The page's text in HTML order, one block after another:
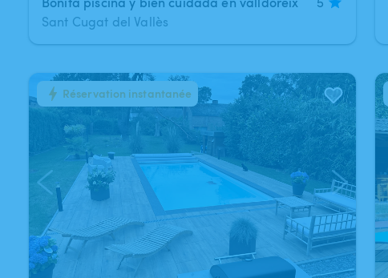
Sant Cugat del Vallès
1/11Réservation instantanée